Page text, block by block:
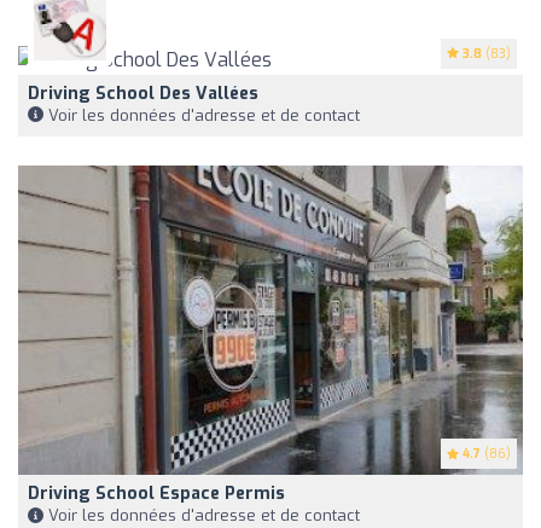
3.8 (83)
Driving School Des Vallées
Voir les données d'adresse et de contact
4.7 (86)
Driving School Espace Permis
Voir les données d'adresse et de contact